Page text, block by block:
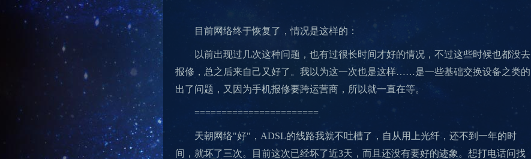
目前网络终于恢复了，情况是这样的：
以前出现过几次这种问题，也有过很长时间才好的情况，不过这些时候也都没去
报修，总之后来自己又好了。我以为这一次也是这样……是一些基础交换设备之类的
出了问题，又因为手机报修要跨运营商，所以就一直在等。
=======================
天朝网络"好"，ADSL的线路我就不吐槽了，自从用上光纤，还不到一年的时
间，就坏了三次。目前这次已经坏了近3天，而且还没有要好的迹象。想打电话问找